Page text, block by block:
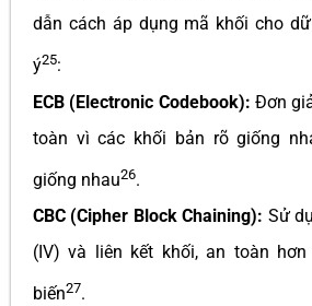
dẫn cách áp dụng mã khối cho
ý25:
ECB (Electronic Codebook): Đơn
toàn vì các khối bản rõ giống
giống nhau26.
CBC (Cipher Block Chaining): Sử
(IV) và liên kết khối, an toàn
biến27.